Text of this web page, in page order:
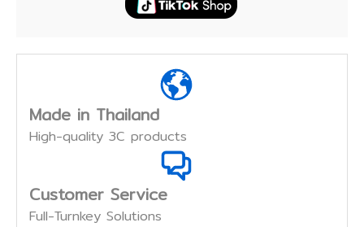
Made in Thailand
High-quality 3C products
Customer Service
Full-Turnkey Solutions